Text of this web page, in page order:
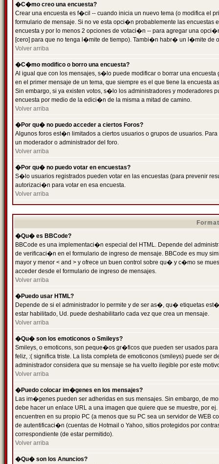
�C�mo creo una encuesta?
Crear una encuesta es f�cil -- cuando inicia un nuevo tema (o modifica el
formulario de mensaje. Si no ve esta opci�n probablemente las
encuesta y por lo menos 2 opciones de votaci�n -- para agregar una
[cero] para que no tenga l�mite de tiempo). Tambi�n habr� un l�mite de
Volver arriba
�C�mo modifico o borro una encuesta?
Al igual que con los mensajes, s�lo puede modificar o borrar una
en el primer mensaje de un tema, que siempre es el que tiene la encuesta
Sin embargo, si ya existen votos, s�lo los administradores y moderadores
encuesta por medio de la edici�n de la misma a mitad de camino.
Volver arriba
�Por qu� no puedo acceder a ciertos Foros?
Algunos foros est�n limitados a ciertos usuarios o grupos de usuarios.
un moderador o administrador del foro.
Volver arriba
�Por qu� no puedo votar en encuestas?
S�lo usuarios registrados pueden votar en las encuestas (para prevenir
autorizaci�n para votar en esa encuesta.
Volver arriba
�Qu� es BBCode?
BBCode es una implementaci�n especial del HTML. Depende del
de verificaci�n en el formulario de ingreso de mensaje. BBCode es muy
mayor y menor < and > y ofrece un buen control sobre qu� y c�mo se
acceder desde el formulario de ingreso de mensajes.
Volver arriba
�Puedo usar HTML?
Depende de si el administrador lo permite y de ser as�, qu� etiquetas
estar habilitado, Ud. puede deshabilitarlo cada vez que crea un mensaje.
Volver arriba
�Qu� son los emoticonos o Smileys?
Smileys, o emoticons, son peque�os gr�ficos que pueden ser usados
feliz, :( significa triste. La lista completa de emoticonos (smileys) puede
administrador considera que su mensaje se ha vuelto ilegible por este
Volver arriba
�Puedo colocar im�genes en los mensajes?
Las im�genes pueden ser adheridas en sus mensajes. Sin embargo, de
debe hacer un enlace URL a una imagen que quiere que se muestre, por
encuentren en su propio PC (a menos que su PC sea un servidor de
de autentificaci�n (cuentas de Hotmail o Yahoo, sitios protegidos por
correspondiente (de estar permitido).
Volver arriba
�Qu� son los Anuncios?